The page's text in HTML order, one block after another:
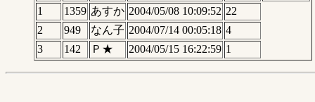
1
1359 あすか 2004/05/08 10:09:52 22
2
949 なん子 2004/07/14 00:05:18 4
3
142 Ｐ★ 2004/05/15 16:22:59 1